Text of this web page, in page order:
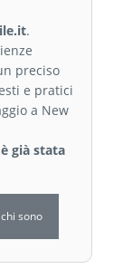
.
preciso
e pratici
a New
già stata
sono